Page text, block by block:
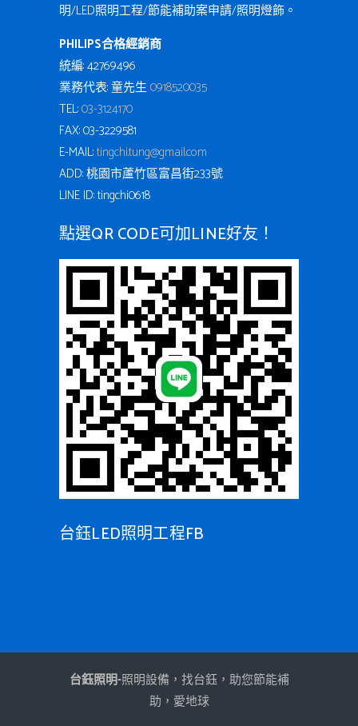
明/LED照明工程/節能補助案申請/照明燈飾。
PHILIPS合格經銷商
統編: 42769496
業務代表: 童先生0918520035
TEL:03-3124170
FAX: 03-3229581
E-MAIL:tingchi.tung@gmail.com
ADD: 桃園市蘆竹區富昌街233號
LINE ID: tingchi0618
點選QR CODE可加LINE好友！
台鈺LED照明工程FB
台鈺照明-照明設備，找台鈺，助您節能補
助，愛地球